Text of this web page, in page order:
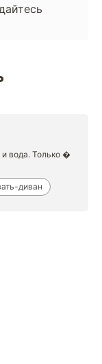
вода. Только �
диван